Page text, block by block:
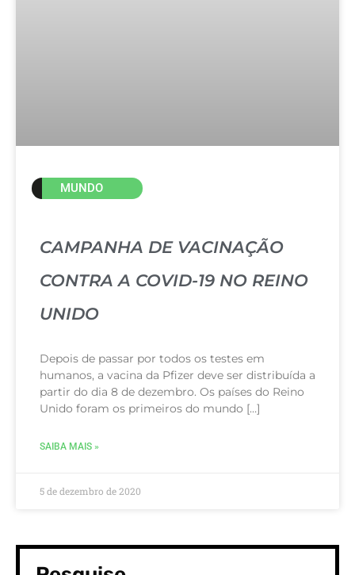
MUNDO
CAMPANHA DE VACINAÇÃO
CONTRA A COVID-19 NO REINO
UNIDO
Depois de passar por todos os testes em
humanos, a vacina da Pfizer deve ser distribuída a
partir do dia 8 de dezembro. Os países do Reino
Unido foram os primeiros do mundo […]
SAIBA MAIS »
5 de dezembro de 2020